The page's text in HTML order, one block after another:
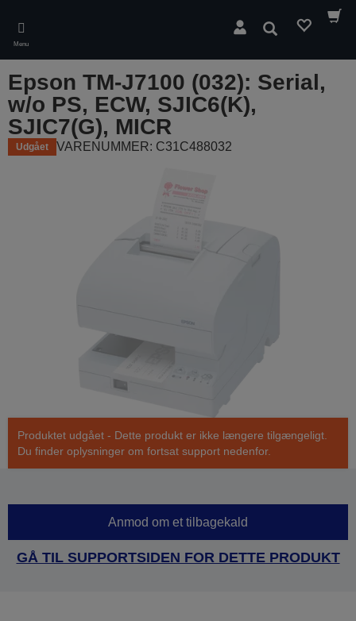
main
content
Menu
Søg
Epson TM-J7100 (032): Serial,
w/o PS, ECW, SJIC6(K),
SJIC7(G), MICR
Udgået VARENUMMER: C31C488032
Produktet udgået - Dette produkt er ikke længere tilgængeligt.
Du finder oplysninger om fortsat support nedenfor.
Anmod om et tilbagekald
GÅ TIL SUPPORTSIDEN FOR DETTE PRODUKT